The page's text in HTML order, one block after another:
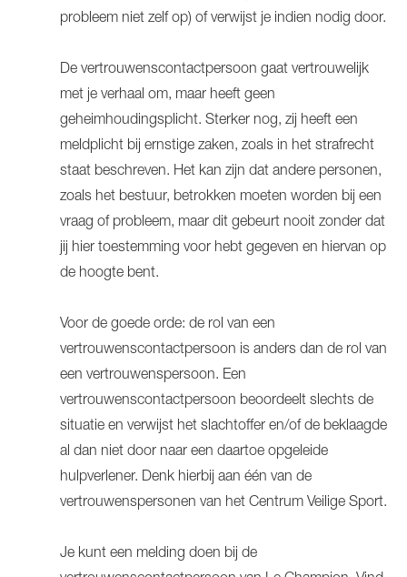
probleem niet zelf op) of verwijst je indien nodig door.
De vertrouwenscontactpersoon gaat vertrouwelijk
met je verhaal om, maar heeft geen
geheimhoudingsplicht. Sterker nog, zij heeft een
meldplicht bij ernstige zaken, zoals in het strafrecht
staat beschreven. Het kan zijn dat andere personen,
zoals het bestuur, betrokken moeten worden bij een
vraag of probleem, maar dit gebeurt nooit zonder dat
jij hier toestemming voor hebt gegeven en hiervan op
de hoogte bent.
Voor de goede orde: de rol van een
vertrouwenscontactpersoon is anders dan de rol van
een vertrouwenspersoon. Een
vertrouwenscontactpersoon beoordeelt slechts de
situatie en verwijst het slachtoffer en/of de beklaagde
al dan niet door naar een daartoe opgeleide
hulpverlener. Denk hierbij aan één van de
vertrouwenspersonen van het Centrum Veilige Sport.
Je kunt een melding doen bij de